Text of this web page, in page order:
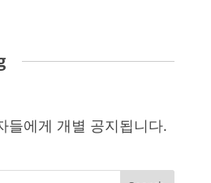
들에게 개별 공지됩니다.